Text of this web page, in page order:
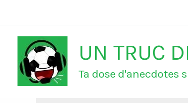
contenu
UN TRUC
Ta dose d'anecdotes